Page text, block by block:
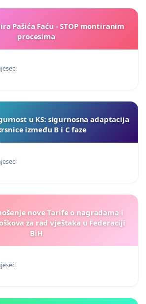
Pašića Faću - STOP montiranim
procesima
u KS: sigurnosna adaptacija
između B i C faze
nove Tarife o nagradama i
za rad vještaka u Federaciji
BiH